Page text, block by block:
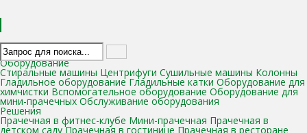
Каталог
Оборудование
Стиральные машины Центрифуги Сушильные машины Колонны
Гладильное оборудование Гладильные катки Оборудование для
химчистки Вспомогательное оборудование Оборудование для
мини-прачечных Обслуживание оборудования
Решения
Прачечная в фитнес-клубе Мини-прачечная Прачечная в
детском саду Прачечная в гостинице Прачечная в ресторане